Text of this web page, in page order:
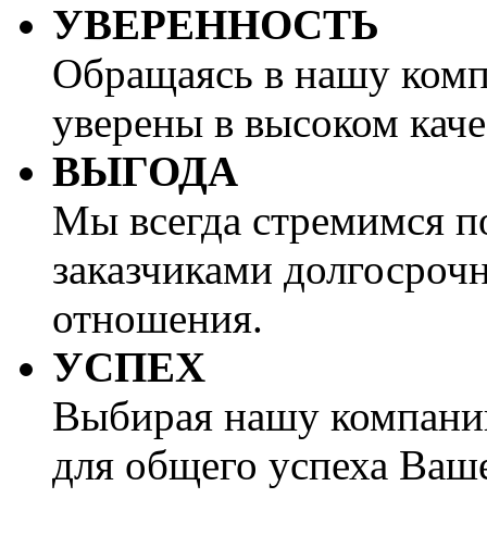
УВЕРЕННОСТЬ
Обращаясь в нашу
уверены в высоком
ВЫГОДА
Мы всегда стремимся
заказчиками
отношения.
УСПЕХ
Выбирая нашу
для общего успеха